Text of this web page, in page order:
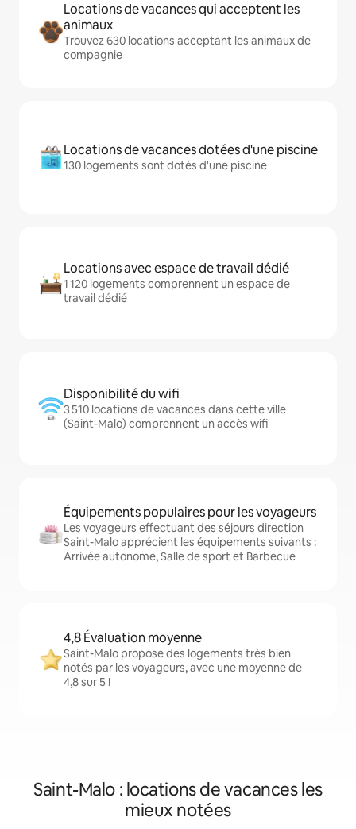
Locations de vacances qui acceptent les
animaux
Trouvez 630 locations acceptant les animaux de
compagnie
Locations de vacances dotées d'une piscine
130 logements sont dotés d'une piscine
Locations avec espace de travail dédié
1 120 logements comprennent un espace de
travail dédié
Disponibilité du wifi
3 510 locations de vacances dans cette ville
(Saint-Malo) comprennent un accès wifi
Équipements populaires pour les voyageurs
Les voyageurs effectuant des séjours direction
Saint-Malo apprécient les équipements suivants :
Arrivée autonome, Salle de sport et Barbecue
4,8 Évaluation moyenne
Saint-Malo propose des logements très bien
notés par les voyageurs, avec une moyenne de
4,8 sur 5 !
Saint-Malo : locations de vacances les
mieux notées